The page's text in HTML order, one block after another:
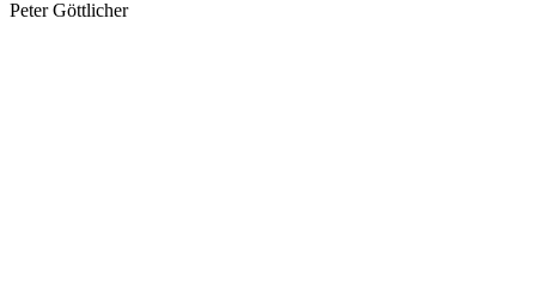
Peter Göttlicher